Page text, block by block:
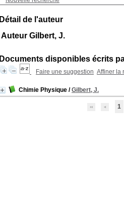
Détail de l'auteur
Auteur Gilbert, J.
Documents disponibles écrits
Faire une suggestion Affiner la
Chimie Physique /Gilbert, J.
1